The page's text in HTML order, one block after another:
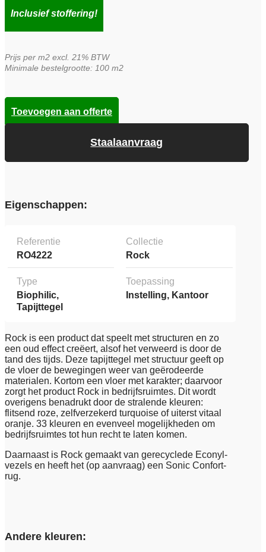
Inclusief stoffering!
Prijs per m2 excl. 21% BTW
Minimale bestelgrootte: 100 m2
Staalaanvraag
Toevoegen aan offerte
Eigenschappen:
Referentie
RO4222
Collectie
Rock
Type
Biophilic,
Tapijttegel
Toepassing
Instelling, Kantoor
Rock is een product dat speelt met structuren en zo
een oud effect creëert, alsof het verweerd is door de
tand des tijds. Deze tapijttegel met structuur geeft op
de vloer de bewegingen weer van geërodeerde
materialen. Kortom een vloer met karakter; daarvoor
zorgt het product Rock in bedrijfsruimtes. Dit wordt
overigens benadrukt door de stralende kleuren:
flitsend roze, zelfverzekerd turquoise of uiterst vitaal
oranje. 33 kleuren en evenveel mogelijkheden om
bedrijfsruimtes tot hun recht te laten komen.
Daarnaast is Rock gemaakt van gerecyclede Econyl-
vezels en heeft het (op aanvraag) een Sonic Confort-
rug.
Andere kleuren: